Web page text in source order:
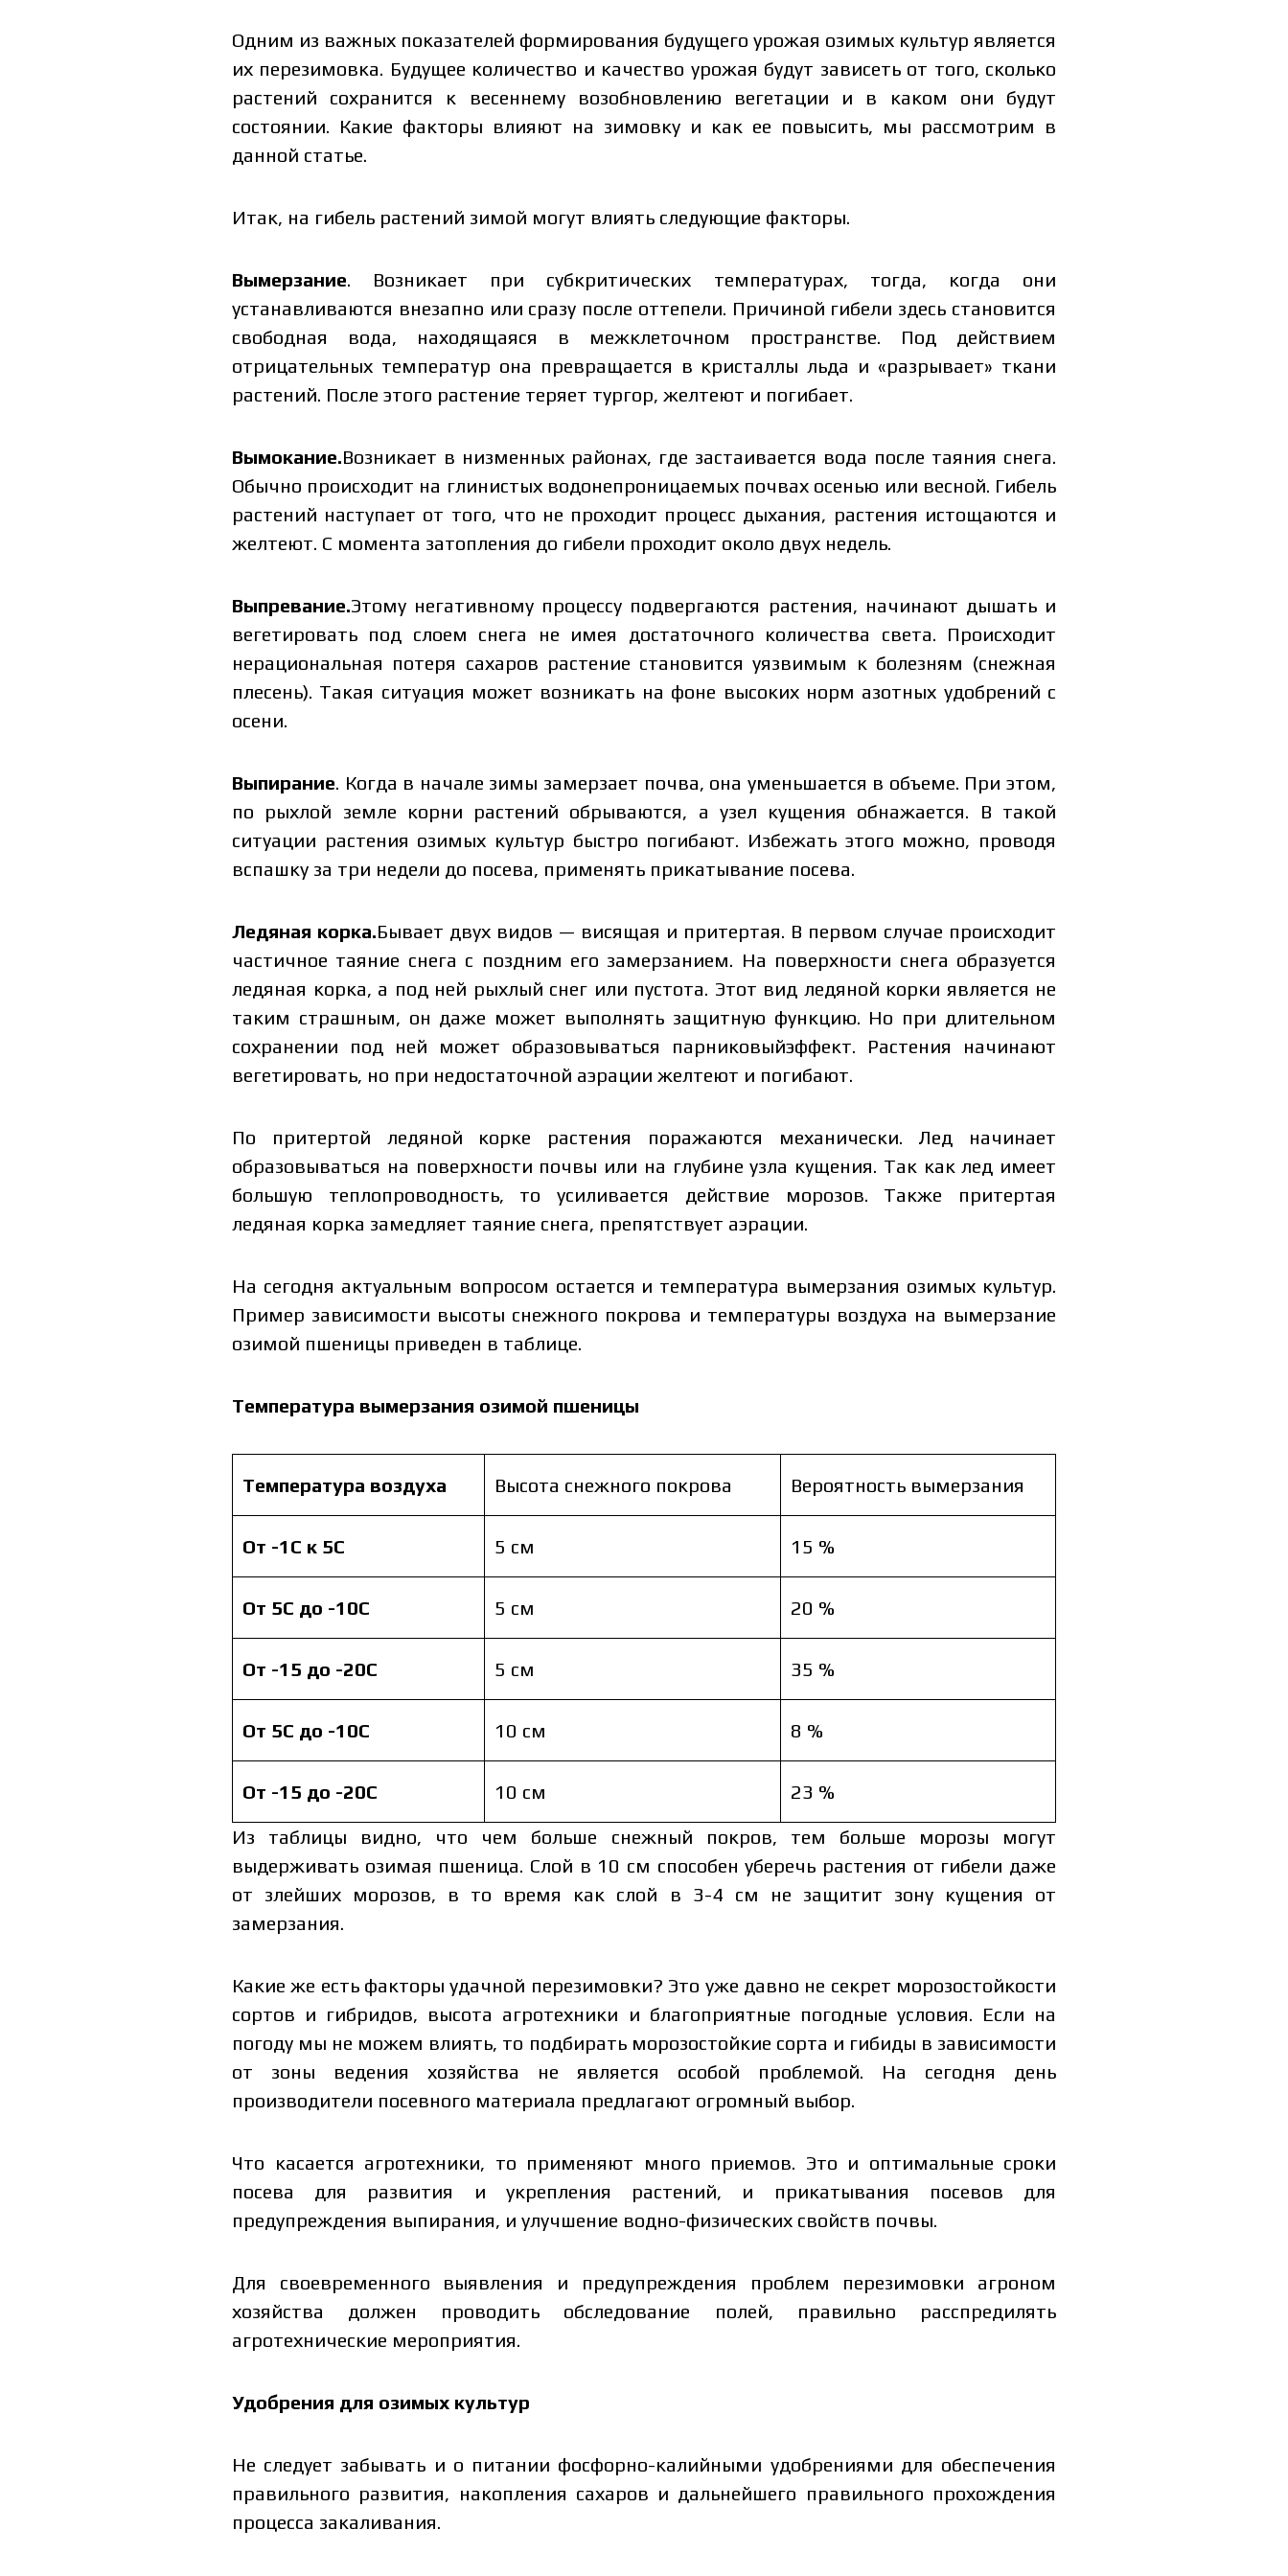
Одним из важных показателей формирования будущего урожая озимых культур является
их перезимовка. Будущее количество и качество урожая будут зависеть от того, сколько
растений сохранится к весеннему возобновлению вегетации и в каком они будут
состоянии. Какие факторы влияют на зимовку и как ее повысить, мы рассмотрим в
данной статье.
Итак, на гибель растений зимой могут влиять следующие факторы.
Вымерзание. Возникает при субкритических температурах, тогда, когда они
устанавливаются внезапно или сразу после оттепели. Причиной гибели здесь становится
свободная вода, находящаяся в межклеточном пространстве. Под действием
отрицательных температур она превращается в кристаллы льда и «разрывает» ткани
растений. После этого растение теряет тургор, желтеют и погибает.
Вымокание.Возникает в низменных районах, где застаивается вода после таяния снега.
Обычно происходит на глинистых водонепроницаемых почвах осенью или весной. Гибель
растений наступает от того, что не проходит процесс дыхания, растения истощаются и
желтеют. С момента затопления до гибели проходит около двух недель.
Выпревание.Этому негативному процессу подвергаются растения, начинают дышать и
вегетировать под слоем снега не имея достаточного количества света. Происходит
нерациональная потеря сахаров растение становится уязвимым к болезням (снежная
плесень). Такая ситуация может возникать на фоне высоких норм азотных удобрений с
осени.
Выпирание. Когда в начале зимы замерзает почва, она уменьшается в объеме. При этом,
по рыхлой земле корни растений обрываются, а узел кущения обнажается. В такой
ситуации растения озимых культур быстро погибают. Избежать этого можно, проводя
вспашку за три недели до посева, применять прикатывание посева.
Ледяная корка.Бывает двух видов — висящая и притертая. В первом случае происходит
частичное таяние снега с поздним его замерзанием. На поверхности снега образуется
ледяная корка, а под ней рыхлый снег или пустота. Этот вид ледяной корки является не
таким страшным, он даже может выполнять защитную функцию. Но при длительном
сохранении под ней может образовываться парниковыйэффект. Растения начинают
вегетировать, но при недостаточной аэрации желтеют и погибают.
По притертой ледяной корке растения поражаются механически. Лед начинает
образовываться на поверхности почвы или на глубине узла кущения. Так как лед имеет
большую теплопроводность, то усиливается действие морозов. Также притертая
ледяная корка замедляет таяние снега, препятствует аэрации.
На сегодня актуальным вопросом остается и температура вымерзания озимых культур.
Пример зависимости высоты снежного покрова и температуры воздуха на вымерзание
озимой пшеницы приведен в таблице.
Температура вымерзания озимой пшеницы
Температура воздуха Высота снежного покрова Вероятность вымерзания
От -1С к 5С 5 см 15 %
От 5С до -10С 5 см 20 %
От -15 до -20С 5 см 35 %
От 5С до -10С 10 см 8 %
От -15 до -20С 10 см 23 %
Из таблицы видно, что чем больше снежный покров, тем больше морозы могут
выдерживать озимая пшеница. Слой в 10 см способен уберечь растения от гибели даже
от злейших морозов, в то время как слой в 3-4 см не защитит зону кущения от
замерзания.
Какие же есть факторы удачной перезимовки? Это уже давно не секрет морозостойкости
сортов и гибридов, высота агротехники и благоприятные погодные условия. Если на
погоду мы не можем влиять, то подбирать морозостойкие сорта и гибиды в зависимости
от зоны ведения хозяйства не является особой проблемой. На сегодня день
производители посевного материала предлагают огромный выбор.
Что касается агротехники, то применяют много приемов. Это и оптимальные сроки
посева для развития и укрепления растений, и прикатывания посевов для
предупреждения выпирания, и улучшение водно-физических свойств почвы.
Для своевременного выявления и предупреждения проблем перезимовки агроном
хозяйства должен проводить обследование полей, правильно расспредилять
агротехнические мероприятия.
Удобрения для озимых культур
Не следует забывать и о питании фосфорно-калийными удобрениями для обеспечения
правильного развития, накопления сахаров и дальнейшего правильного прохождения
процесса закаливания.
Цена зависит от объёма и региона доставки. Для расчёта индивидуальной цены
заполните данные:
Заказать
персональных данных.
Связаться с менеджером Makosh
Связаться с менеджером Makosh
Скачать каталог
Скачать каталог